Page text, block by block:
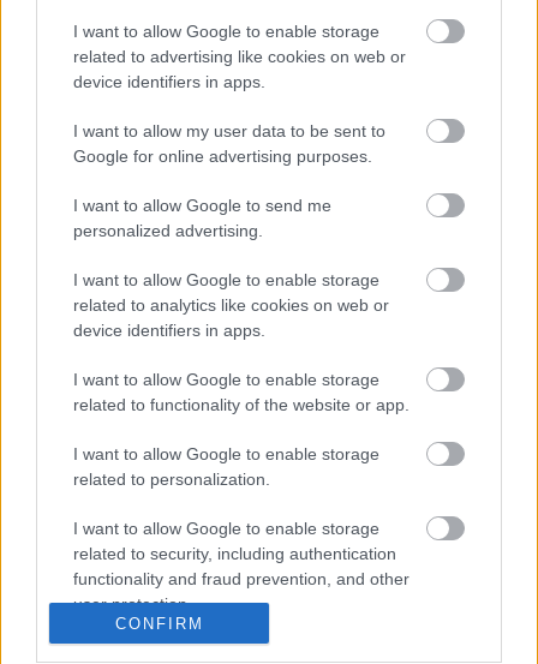
I want to allow Google to enable storage
related to advertising like cookies on web or
device identifiers in apps.
I want to allow my user data to be sent to
Google for online advertising purposes.
I want to allow Google to send me
personalized advertising.
I want to allow Google to enable storage
related to analytics like cookies on web or
device identifiers in apps.
I want to allow Google to enable storage
related to functionality of the website or app.
I want to allow Google to enable storage
related to personalization.
I want to allow Google to enable storage
related to security, including authentication
functionality and fraud prevention, and other
user protection.
CONFIRM
Tetszett a cikk? Megosztanád?
CÍMKÉK: #MAGYAR FOCI #DVTK
Szín: Ezüst
Üzemanyag:
11 689 000 Ft
Szín:
Üzemanyag: